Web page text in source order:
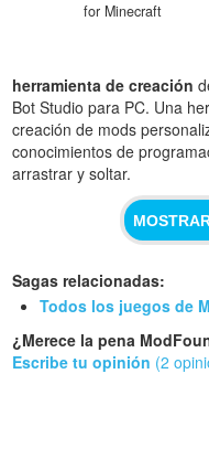
for Minecraft
herramienta de creación
Bot Studio para PC. Una
creación de mods
conocimientos de
arrastrar y soltar.
Sagas relacionadas:
Todos los juegos de
¿Merece la pena
Escribe tu opinión (2